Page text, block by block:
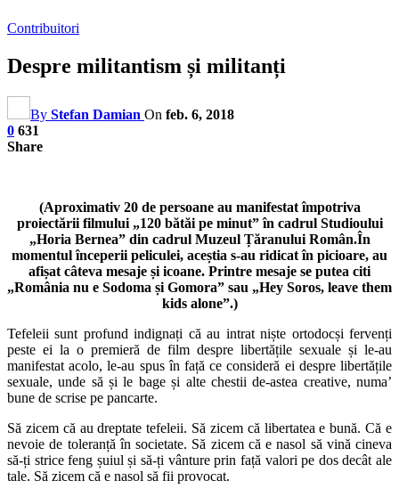
Contribuitori
Despre militantism și militanți
By Stefan Damian On feb. 6, 2018
0 631
Share
(Aproximativ 20 de persoane au manifestat împotriva
proiectării filmului „120 bătăi pe minut” în cadrul Studioului
„Horia Bernea” din cadrul Muzeul Țăranului Român.În
momentul începerii peliculei, aceștia s-au ridicat în picioare, au
afișat câteva mesaje și icoane. Printre mesaje se putea citi
„România nu e Sodoma și Gomora” sau „Hey Soros, leave them
kids alone”.)
Tefeleii sunt profund indignați că au intrat niște ortodocși fervenți
peste ei la o premieră de film despre libertățile sexuale și le-au
manifestat acolo, le-au spus în față ce consideră ei despre libertățile
sexuale, unde să și le bage și alte chestii de-astea creative, numa’
bune de scrise pe pancarte.
Să zicem că au dreptate tefeleii. Să zicem că libertatea e bună. Că e
nevoie de toleranță în societate. Să zicem că e nasol să vină cineva
să-ți strice feng șuiul și să-ți vânture prin față valori pe dos decât ale
tale. Să zicem că e nasol să fii provocat.